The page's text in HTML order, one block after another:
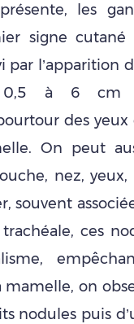
les
signe cutané
par l’apparition
0,5 à 6 cm
des
On peut
nez, yeux,
souvent
ces
mamelle, on
nodules puis